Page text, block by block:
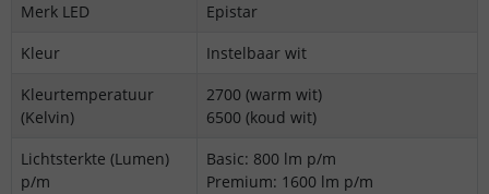
Merk LED
Epistar
Kleur
Instelbaar wit
Kleurtemperatuur
(Kelvin)
2700 (warm wit)
6500 (koud wit)
Lichtsterkte (Lumen)
p/m
Basic: 800 lm p/m
Premium: 1600 lm p/m